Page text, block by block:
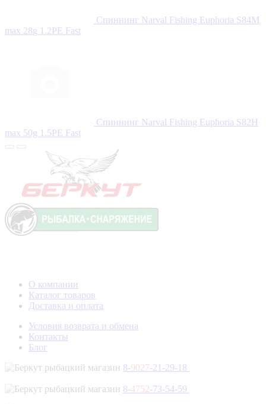
Спиннинг Narval Fishing Euphoria S84M
max 28g 1.2PE Fast
Спиннинг Narval Fishing Euphoria S82H
max 50g 1.5PE Fast
О компании
Каталог товаров
Доставка и оплата
Условия возврата и обмена
Контакты
Блог
8-9027-21-29-18
8-4752-73-54-59